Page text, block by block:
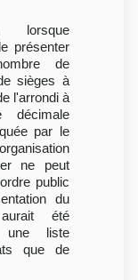
lorsque
présenter
de
sièges à
l'arrondi à
par le
ne peut
public
du
été
une liste
que de